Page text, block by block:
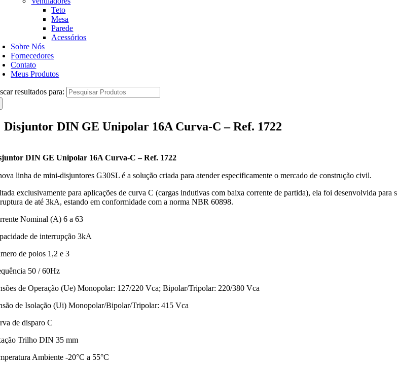
Teto
Mesa
Parede
Acessórios
Sobre Nós
Fornecedores
Contato
Meus Produtos
resultados para:
Disjuntor DIN GE Unipolar 16A Curva-C – Ref. 1722
DIN GE Unipolar 16A Curva-C – Ref. 1722
linha de mini-disjuntores G30SL é a solução criada para atender especificamente o mercado de construção civil.
exclusivamente para aplicações de curva C (cargas indutivas com baixa corrente de partida), ela foi desenvolvida
de até 3kA, estando em conformidade com a norma NBR 60898.
Nominal (A) 6 a 63
de interrupção 3kA
de polos 1,2 e 3
50 / 60Hz
de Operação (Ue) Monopolar: 127/220 Vca; Bipolar/Tripolar: 220/380 Vca
de Isolação (Ui) Monopolar/Bipolar/Tripolar: 415 Vca
de disparo C
Trilho DIN 35 mm
Ambiente -20°C a 55°C